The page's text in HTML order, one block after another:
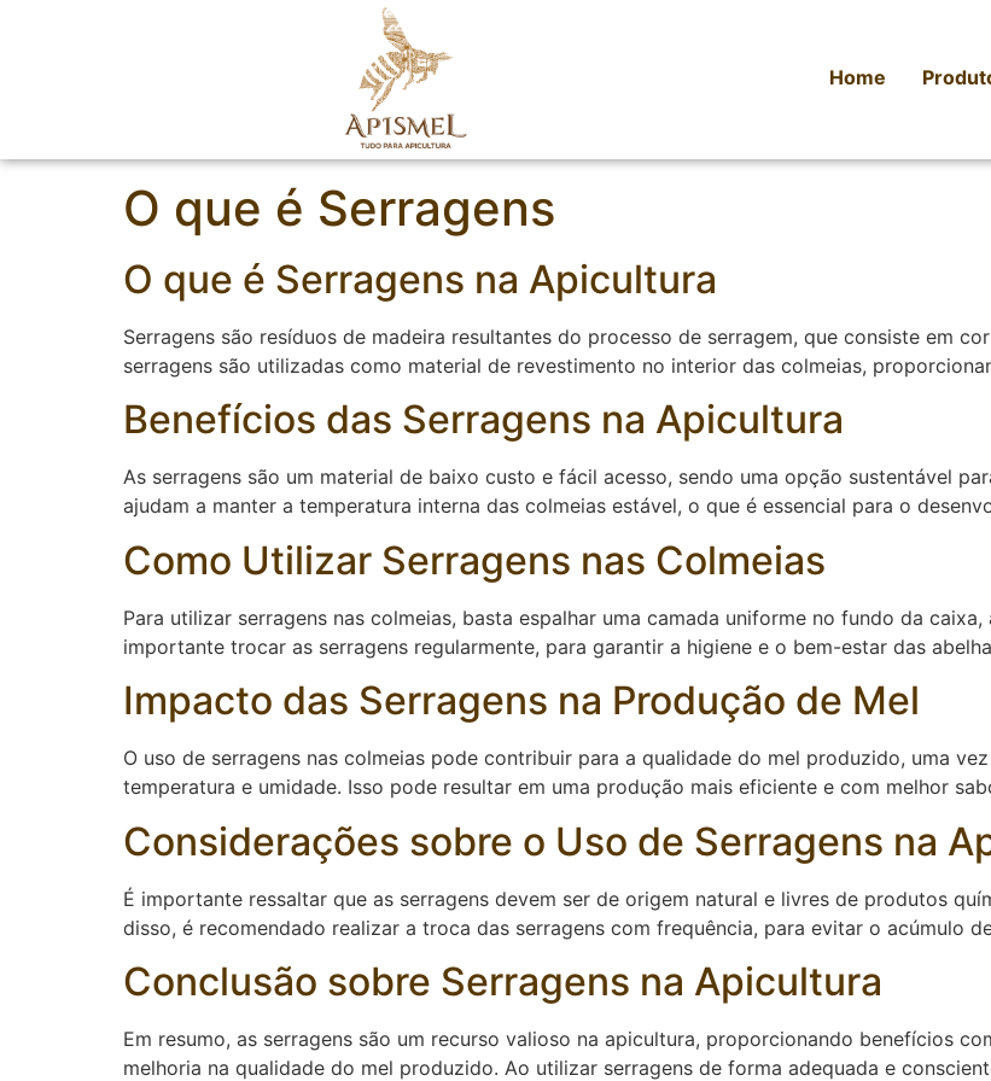
Home
O que é Serragens
O que é Serragens na Apicultura
Serragens são resíduos de madeira resultantes do processo de serragem, que consiste em
serragens são utilizadas como material de revestimento no interior das colmeias,
Benefícios das Serragens na Apicultura
As serragens são um material de baixo custo e fácil acesso, sendo uma opção sustentável
ajudam a manter a temperatura interna das colmeias estável, o que é essencial para o
Como Utilizar Serragens nas Colmeias
Para utilizar serragens nas colmeias, basta espalhar uma camada uniforme no fundo da
importante trocar as serragens regularmente, para garantir a higiene e o bem-estar das
Impacto das Serragens na Produção de Mel
O uso de serragens nas colmeias pode contribuir para a qualidade do mel produzido, uma
temperatura e umidade. Isso pode resultar em uma produção mais eficiente e com melhor
Considerações sobre o Uso de Serragens na
É importante ressaltar que as serragens devem ser de origem natural e livres de produtos
disso, é recomendado realizar a troca das serragens com frequência, para evitar o acúmulo
Conclusão sobre Serragens na Apicultura
Em resumo, as serragens são um recurso valioso na apicultura, proporcionando benefícios
melhoria na qualidade do mel produzido. Ao utilizar serragens de forma adequada e